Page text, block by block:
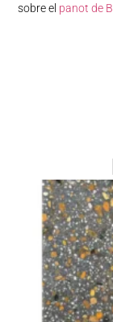
sobre el panot de